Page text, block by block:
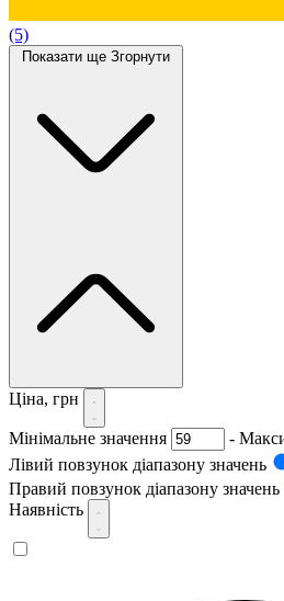
(5)
Показати ще Згорнути
Ціна, грн
Мінімальне значення -
Лівий повзунок діапазону значень
Правий повзунок діапазону значень
Наявність